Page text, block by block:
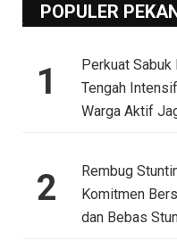
POPULER
1
Perkuat
Tengah
Warga Aktif
2
Rembug
Komitmen
dan Bebas